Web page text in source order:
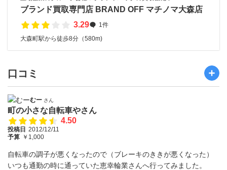
ブランド買取専門店 BRAND OFF マチノマ大森店
3.29
1件
大森町駅から徒歩8分（580m)
口コミ
むー さん
町の小さな自転車やさん
4.50
投稿日 2012/12/11
予算 ￥1,000
自転車の調子が悪くなったので（ブレーキのききが悪くなった）
いつも通勤の時に通っていた恵幸輪業さんへ行ってみました。